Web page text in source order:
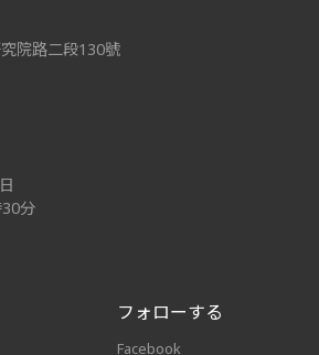
院路二段130號
分
フォローする
Facebook